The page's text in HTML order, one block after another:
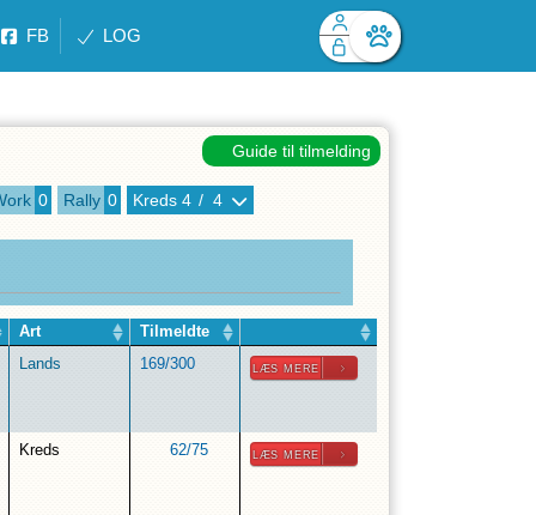
FB LOG
Log ind
Guide til tilmelding
0 Rally 0 Kreds 4 / 4
Art
Tilmeldte
Lands
169/300 LÆS MERE
Kreds 62/75 LÆS MERE